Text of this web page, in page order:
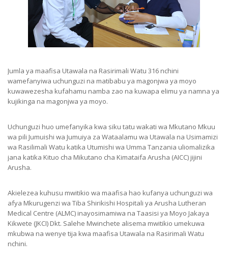
Jumla ya maafisa Utawala na Rasirimali Watu 316 nchini
wamefanyiwa uchunguzi na matibabu ya magonjwa ya moyo
kuwawezesha kufahamu namba zao na kuwapa elimu ya namna ya
kujikinga na magonjwa ya moyo.
Uchunguzi huo umefanyika kwa siku tatu wakati wa Mkutano Mkuu
wa pili Jumuishi wa Jumuiya za Wataalamu wa Utawala na Usimamizi
wa Rasilimali Watu katika Utumishi wa Umma Tanzania uliomalizika
jana katika Kituo cha Mikutano cha Kimataifa Arusha (AICC) jijini
Arusha.
Akielezea kuhusu mwitikio wa maafisa hao kufanya uchunguzi wa
afya Mkurugenzi wa Tiba Shirikishi Hospitali ya Arusha Lutheran
Medical Centre (ALMC) inayosimamiwa na Taasisi ya Moyo Jakaya
Kikwete (JKCI) Dkt. Salehe Mwinchete alisema mwitikio umekuwa
mkubwa na wenye tija kwa maafisa Utawala na Rasirimali Watu
nchini.